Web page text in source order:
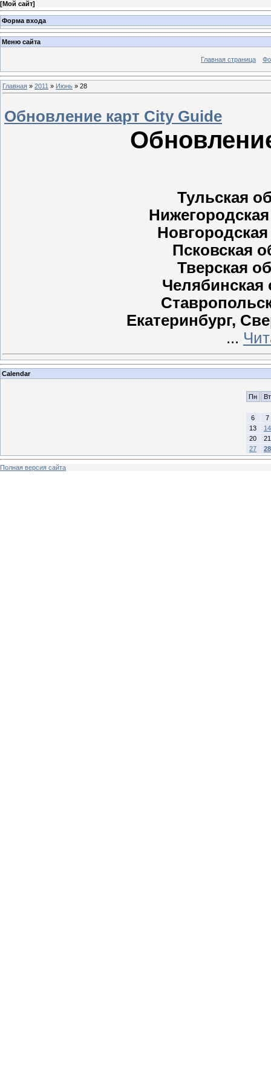
[Мой сайт]
Форма входа
Меню сайта
Главная страница
Главная » 2011 » Июнь » 28
Обновление карт City Guide
Тульская
Нижегородская
Новгородская
Псковская
Тверская
Челябинская
Екатеринбург,
...
Calendar
Пн Вт
6
7
13
14
20
21
27
28
Полная версия сайта